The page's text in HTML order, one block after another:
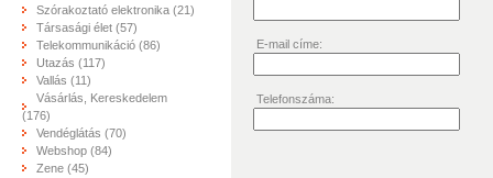
Szórakoztató elektronika (21)
Társasági élet (57)
Telekommunikáció (86)
Utazás (117)
Vallás (11)
Vásárlás, Kereskedelem
(176)
Vendéglátás (70)
Webshop (84)
Zene (45)
E-mail címe:
Telefonszáma: